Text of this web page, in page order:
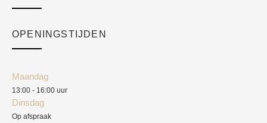
Academy
OPENINGSTIJDEN
Maandag
13:00 - 16:00 uur
Dinsdag
Op afspraak